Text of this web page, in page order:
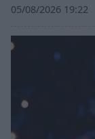
05/08/2026 19:22